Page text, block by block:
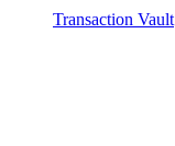
Transaction Vault